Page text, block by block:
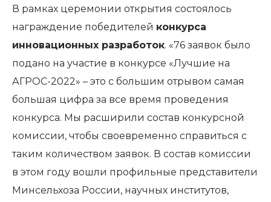
В рамках церемонии открытия состоялось
награждение победителей конкурса
инновационных разработок. «76 заявок было
подано на участие в конкурсе «Лучшие на
АГРОС-2022» – это с большим отрывом самая
большая цифра за все время проведения
конкурса. Мы расширили состав конкурсной
комиссии, чтобы своевременно справиться с
таким количеством заявок. В состав комиссии
в этом году вошли профильные представители
Минсельхоза России, научных институтов,